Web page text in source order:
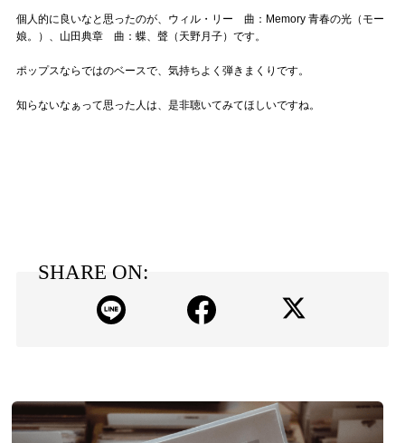
個人的に良いなと思ったのが、ウィル・リー 曲：Memory 青春の光（モー
娘。）、山田典章 曲：蝶、聲（天野月子）です。
ポップスならではのベースで、気持ちよく弾きまくりです。
知らないなぁって思った人は、是非聴いてみてほしいですね。
SHARE ON: